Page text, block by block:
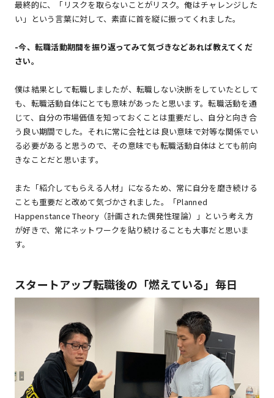
最終的に、「リスクを取らないことがリスク。俺はチャレンジした
い」という言葉に対して、素直に首を縦に振ってくれました。
-今、転職活動期間を振り返ってみて気づきなどあれば教えてくだ
さい。
僕は結果として転職しましたが、転職しない決断をしていたとして
も、転職活動自体にとても意味があったと思います。転職活動を通
じて、自分の市場価値を知っておくことは重要だし、自分と向き合
う良い期間でした。それに常に会社とは良い意味で対等な関係でい
る必要があると思うので、その意味でも転職活動自体はとても前向
きなことだと思います。
また「紹介してもらえる人材」になるため、常に自分を磨き続ける
ことも重要だと改めて気づかされました。「Planned
Happenstance Theory（計画された偶発性理論）」という考え方
が好きで、常にネットワークを貼り続けることも大事だと思いま
す。
スタートアップ転職後の「燃えている」毎日